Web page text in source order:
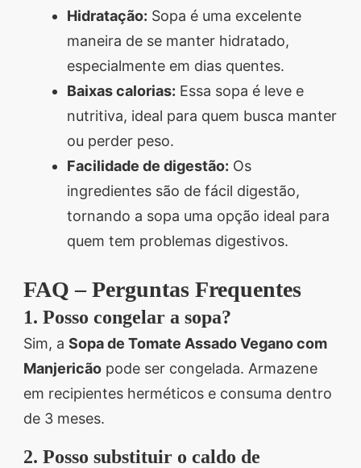
Hidratação: Sopa é uma excelente
maneira de se manter hidratado,
especialmente em dias quentes.
Baixas calorias: Essa sopa é leve e
nutritiva, ideal para quem busca manter
ou perder peso.
Facilidade de digestão: Os
ingredientes são de fácil digestão,
tornando a sopa uma opção ideal para
quem tem problemas digestivos.
FAQ – Perguntas Frequentes
1. Posso congelar a sopa?
Sim, a Sopa de Tomate Assado Vegano com
Manjericão pode ser congelada. Armazene
em recipientes herméticos e consuma dentro
de 3 meses.
2. Posso substituir o caldo de